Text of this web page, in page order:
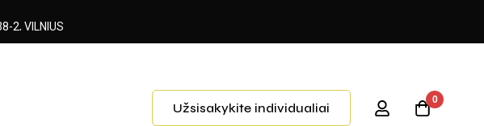
Užsisakykite individualiai
0
2, VILNIUS